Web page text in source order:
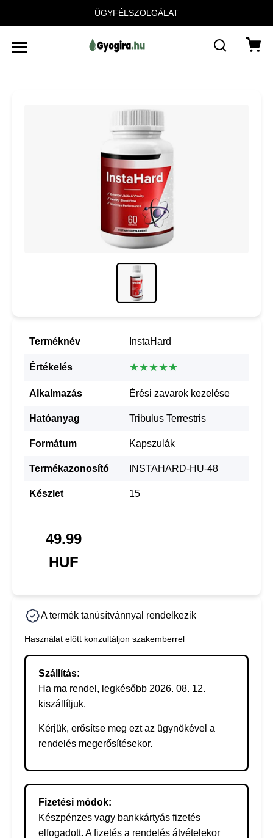
ÜGYFÉLSZOLGÁLAT
Terméknév InstaHard
Értékelés ★★★★★
Alkalmazás Érési zavarok kezelése
Hatóanyag Tribulus Terrestris
Formátum Kapszulák
Termékazonosító INSTAHARD-HU-48
Készlet 15
49.99
HUF
A termék tanúsítvánnyal rendelkezik
Használat előtt konzultáljon szakemberrel
Szállítás:
Ha ma rendel, legkésőbb 2026. 08. 12.
kiszállítjuk.
Kérjük, erősítse meg ezt az ügynökével a
rendelés megerősítésekor.
Fizetési módok:
Készpénzes vagy bankkártyás fizetés
elfogadott. A fizetés a rendelés átvételekor